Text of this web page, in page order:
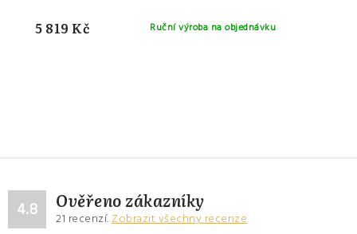
Ruční výroba na objednávku
5 819 Kč
4.8 Ověřeno zákazníky
21 recenzí. Zobrazit všechny recenze